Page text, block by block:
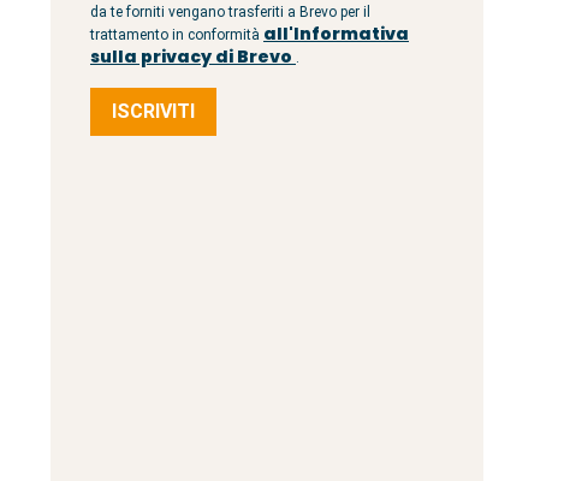
da te forniti vengano trasferiti a Brevo per il
trattamento in conformità all'Informativa
sulla privacy di Brevo
ISCRIVITI